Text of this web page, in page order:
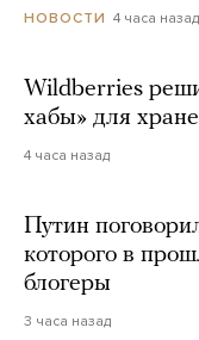
НОВОСТИ 4 часа назад
Wildberries
хабы» для
4 часа назад
Путин
которого в
блогеры
3 часа назад